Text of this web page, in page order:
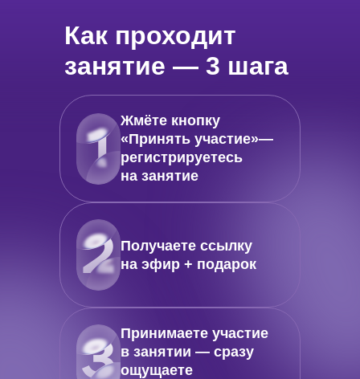
Как проходит
занятие — 3 шага
Жмёте кнопку
«Принять участие»—
регистрируетесь
на занятие
Получаете ссылку
на эфир + подарок
Принимаете участие
в занятии — сразу
ощущаете